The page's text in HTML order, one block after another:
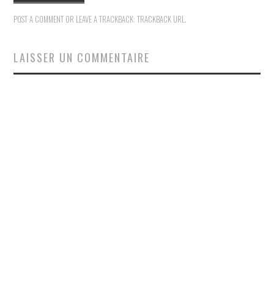
POST A COMMENT OR LEAVE A TRACKBACK:TRACKBACK URL.
LAISSER UN COMMENTAIRE